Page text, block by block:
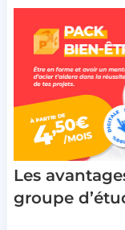
Les
groupe